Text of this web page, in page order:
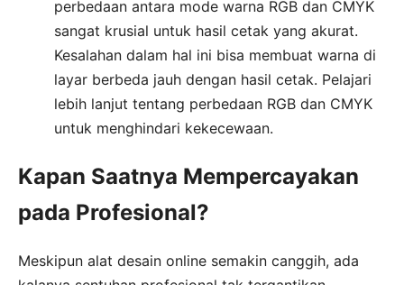
perbedaan antara mode warna RGB dan CMYK
sangat krusial untuk hasil cetak yang akurat.
Kesalahan dalam hal ini bisa membuat warna di
layar berbeda jauh dengan hasil cetak. Pelajari
lebih lanjut tentang perbedaan RGB dan CMYK
untuk menghindari kekecewaan.
Kapan Saatnya Mempercayakan
pada Profesional?
Meskipun alat desain online semakin canggih, ada